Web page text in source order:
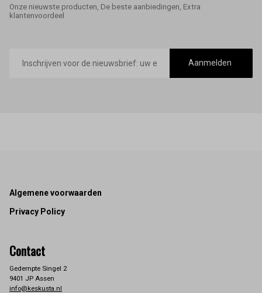
Onze nieuwste producten, De beste aanbiedingen, Extra
klantenvoordeel
mailadres
Aanmelden
Footer
Algemene voorwaarden
Privacy Policy
Contact
Gedempte Singel 2
9401 JP Assen
info@keskusta.nl